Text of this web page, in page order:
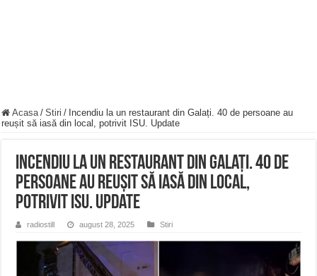
Acasa / Stiri / Incendiu la un restaurant din Galați. 40 de persoane au
reușit să iasă din local, potrivit ISU. Update
Incendiu la un restaurant din Galați. 40 de
persoane au reușit să iasă din local,
potrivit ISU. Update
radiostill august 28, 2025 Stiri